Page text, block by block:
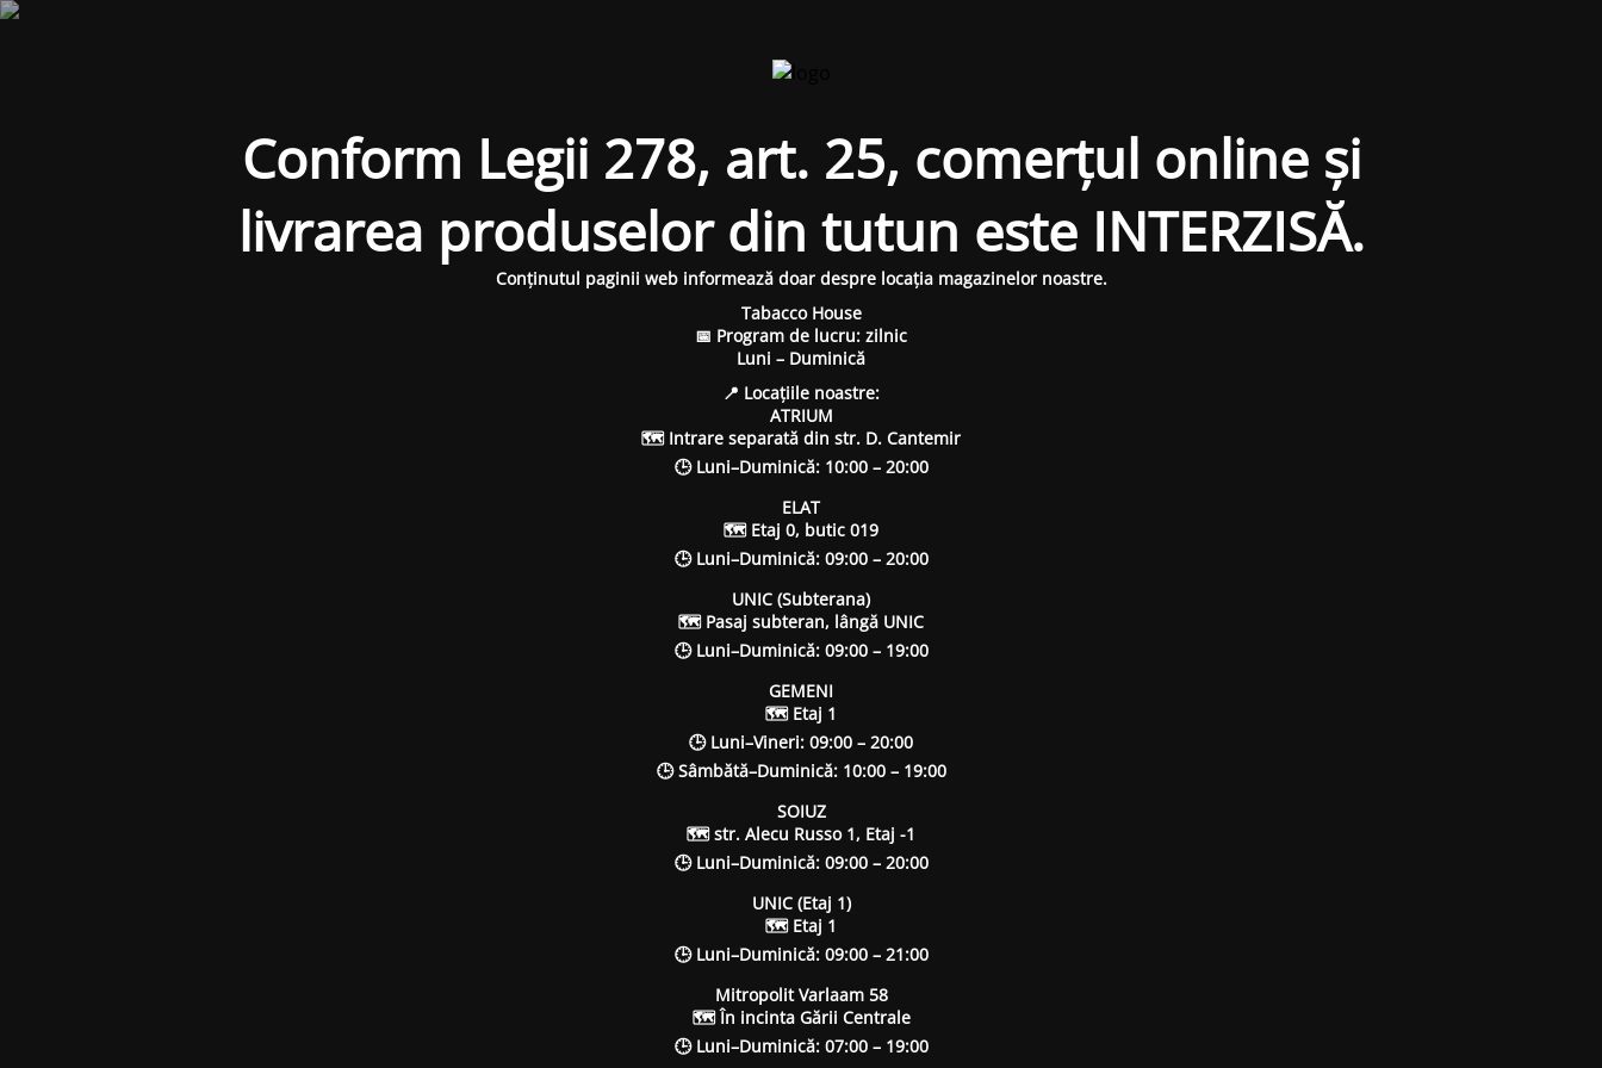
Conform Legii 278, art. 25, comerțul online și
livrarea produselor din tutun este INTERZISĂ.
Conținutul paginii web informează doar despre locația magazinelor noastre.
Tabacco House
📅 Program de lucru: zilnic
Luni – Duminică
📍 Locațiile noastre:
ATRIUM
🗺 Intrare separată din str. D. Cantemir
🕒 Luni–Duminică: 10:00 – 20:00
ELAT
🗺 Etaj 0, butic 019
🕒 Luni–Duminică: 09:00 – 20:00
UNIC (Subterana)
🗺 Pasaj subteran, lângă UNIC
🕒 Luni–Duminică: 09:00 – 19:00
GEMENI
🗺 Etaj 1
🕒 Luni–Vineri: 09:00 – 20:00
🕒 Sâmbătă–Duminică: 10:00 – 19:00
SOIUZ
🗺 str. Alecu Russo 1, Etaj -1
🕒 Luni–Duminică: 09:00 – 20:00
UNIC (Etaj 1)
🗺 Etaj 1
🕒 Luni–Duminică: 09:00 – 21:00
Mitropolit Varlaam 58
🗺 În incinta Gării Centrale
🕒 Luni–Duminică: 07:00 – 19:00